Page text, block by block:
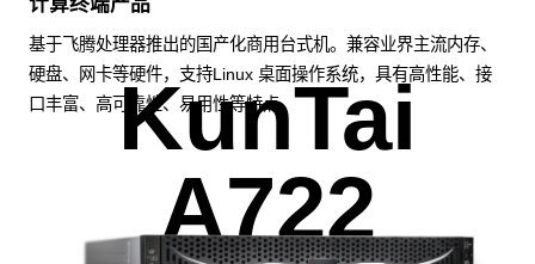
基于飞腾处理器推出的国产化商用台式机。兼容业界主流内存、
硬盘、网卡等硬件，支持Linux 桌面操作系统，具有高性能、接
口丰富、高可靠性、易用性等特点。
KunTai
A722